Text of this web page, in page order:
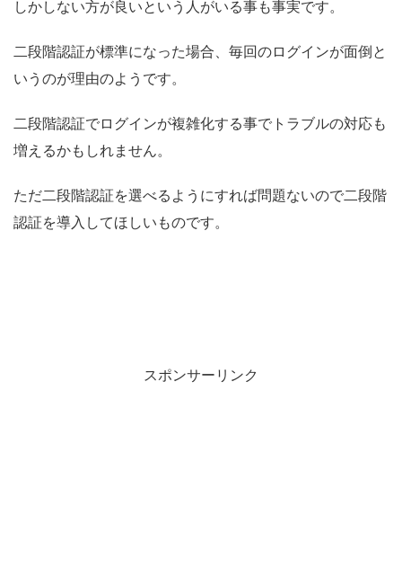
しかしない方が良いという人がいる事も事実です。
二段階認証が標準になった場合、毎回のログインが面倒と
いうのが理由のようです。
二段階認証でログインが複雑化する事でトラブルの対応も
増えるかもしれません。
ただ二段階認証を選べるようにすれば問題ないので二段階
認証を導入してほしいものです。
スポンサーリンク